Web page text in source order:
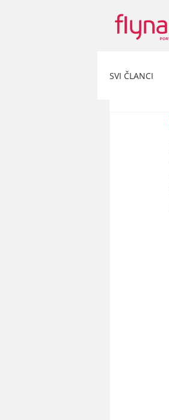
SVI ČLANCI